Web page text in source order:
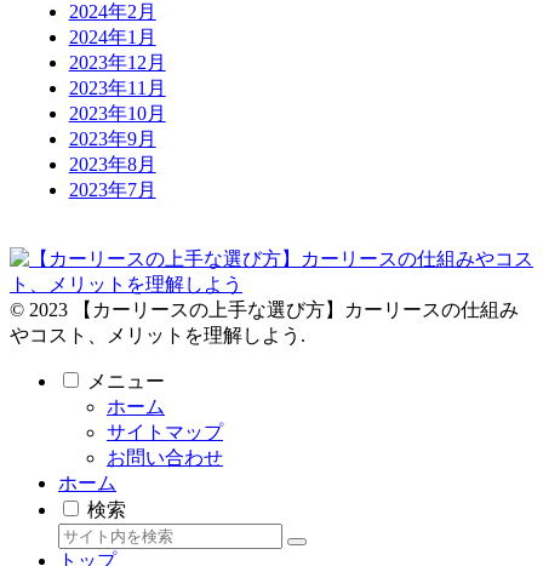
2024年2月
2024年1月
2023年12月
2023年11月
2023年10月
2023年9月
2023年8月
2023年7月
© 2023 【カーリースの上手な選び方】カーリースの仕組み
やコスト、メリットを理解しよう.
メニュー
ホーム
サイトマップ
お問い合わせ
ホーム
検索
トップ